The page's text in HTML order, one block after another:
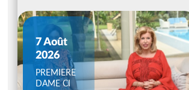
7 Août
2026
PREMIERE
DAME CI